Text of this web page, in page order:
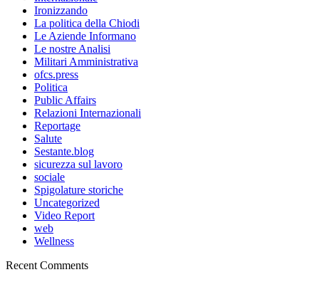
Ironizzando
La politica della Chiodi
Le Aziende Informano
Le nostre Analisi
Militari Amministrativa
ofcs.press
Politica
Public Affairs
Relazioni Internazionali
Reportage
Salute
Sestante.blog
sicurezza sul lavoro
sociale
Spigolature storiche
Uncategorized
Video Report
web
Wellness
Recent Comments